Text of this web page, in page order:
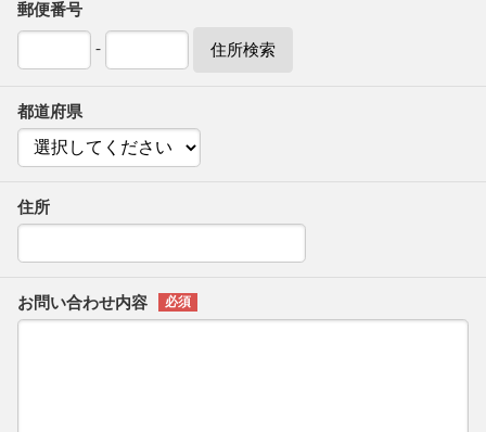
郵便番号
- 住所検索
都道府県
住所
お問い合わせ内容